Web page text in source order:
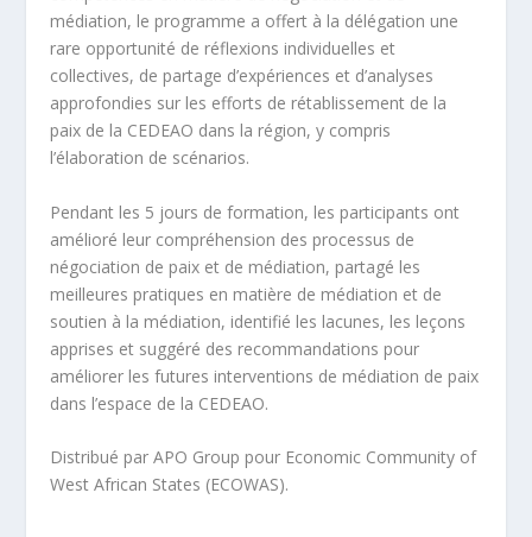
médiation, le programme a offert à la délégation une
rare opportunité de réflexions individuelles et
collectives, de partage d’expériences et d’analyses
approfondies sur les efforts de rétablissement de la
paix de la CEDEAO dans la région, y compris
l’élaboration de scénarios.
Pendant les 5 jours de formation, les participants ont
amélioré leur compréhension des processus de
négociation de paix et de médiation, partagé les
meilleures pratiques en matière de médiation et de
soutien à la médiation, identifié les lacunes, les leçons
apprises et suggéré des recommandations pour
améliorer les futures interventions de médiation de paix
dans l’espace de la CEDEAO.
Distribué par APO Group pour Economic Community of
West African States (ECOWAS).